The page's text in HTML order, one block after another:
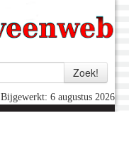
Bijgewerkt: 6 augustus 2026